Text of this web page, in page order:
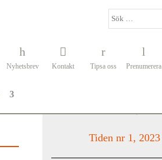
Nyhetsbrev Kontakt Tipsa oss Prenumerera
Tiden nr 1, 2023